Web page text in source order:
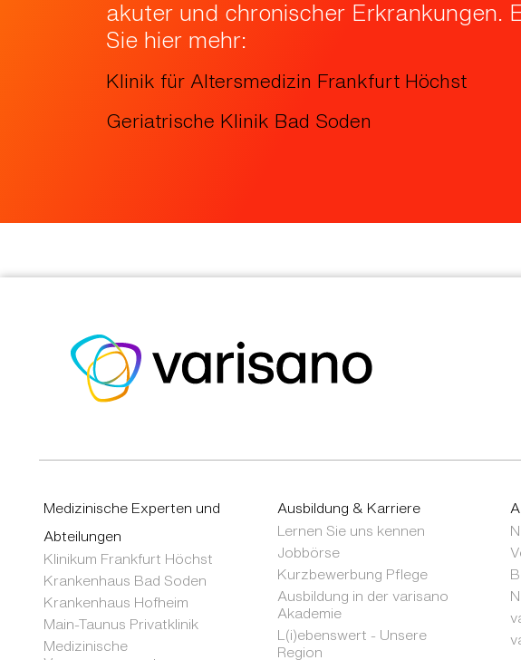
akuter und chronischer Erkrankungen.
Sie hier mehr:
Klinik für Altersmedizin Frankfurt Höchst
Geriatrische Klinik Bad Soden
Medizinische Experten und
Abteilungen
Klinikum Frankfurt Höchst
Krankenhaus Bad Soden
Krankenhaus Hofheim
Main-Taunus Privatklinik
Medizinische
Ausbildung & Karriere
Lernen Sie uns kennen
Jobbörse
Kurzbewerbung Pflege
Ausbildung in der varisano
Akademie
L(i)ebenswert - Unsere
Region